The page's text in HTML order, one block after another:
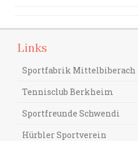
Links
Sportfabrik Mittelbiberach
Tennisclub Berkheim
Sportfreunde Schwendi
Hürbler Sportverein